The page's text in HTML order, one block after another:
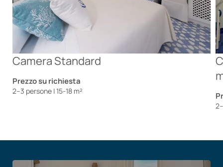
Camera Standard
Prezzo su richiesta
2–3 persone |15-18 m²